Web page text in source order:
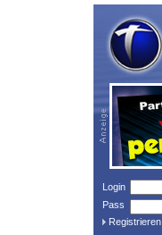
Login
Pass
Registrieren